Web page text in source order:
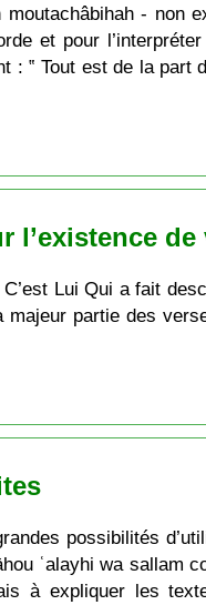
moutachâbihah -
et pour
: ‟ Tout est de la
l’existence
Lui Qui a fait
partie des
possibilités
ʿalayhi wa sallam
à expliquer les